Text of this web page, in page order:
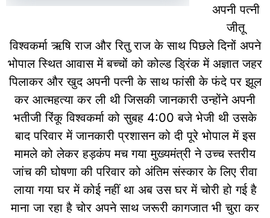
अपनी पत्नी
जीतू
विश्वकर्मा ऋषि राज और रितु राज के साथ पिछले दिनों अपने
भोपाल स्थित आवास में बच्चों को कोल्ड ड्रिंक में अज्ञात जहर
पिलाकर और खुद अपनी पत्नी के साथ फांसी के फंदे पर झूल
कर आत्महत्या कर ली थी जिसकी जानकारी उन्होंने अपनी
भतीजी रिंकू विश्वकर्मा को सुबह 4:00 बजे भेजी थी उसके
बाद परिवार में जानकारी प्रशासन को दी पूरे भोपाल में इस
मामले को लेकर हड़कंप मच गया मुख्यमंत्री ने उच्च स्तरीय
जांच की घोषणा की परिवार को अंतिम संस्कार के लिए रीवा
लाया गया घर में कोई नहीं था अब उस घर में चोरी हो गई है
माना जा रहा है चोर अपने साथ जरूरी कागजात भी चुरा कर